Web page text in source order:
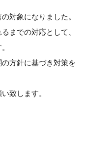
対象になりました。
までの対応として、
方針に基づき対策を
致します。